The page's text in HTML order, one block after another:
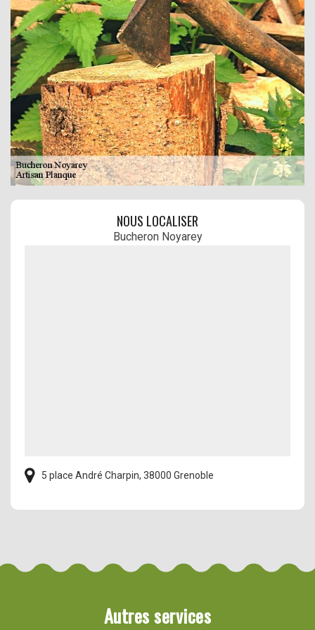
NOUS LOCALISER
Bucheron Noyarey
5 place André Charpin, 38000 Grenoble
Autres services